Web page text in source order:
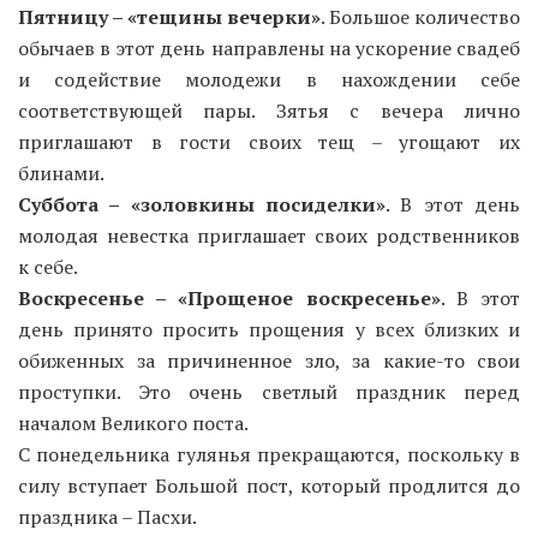
Пятницу – «тещины вечерки». Большое количество
обычаев в этот день направлены ​​на ускорение свадеб
и содействие молодежи в нахождении себе
соответствующей пары. Зятья с вечера лично
приглашают в гости своих тещ – угощают их
блинами.
Суббота – «золовкины посиделки». В этот день
молодая невестка приглашает своих родственников
к себе.
Воскресенье – «Прощеное воскресенье». В этот
день принято просить прощения у всех близких и
обиженных за причиненное зло, за какие-то свои
проступки. Это очень светлый праздник перед
началом Великого поста.
С понедельника гулянья прекращаются, поскольку в
силу вступает Большой пост, который продлится до
праздника – Пасхи.